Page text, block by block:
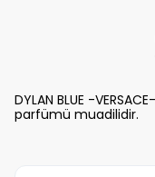
DYLAN BLUE -
parfümü muadilidir.